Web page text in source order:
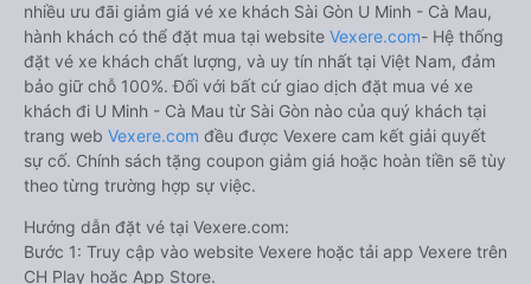
nhiều ưu đãi giảm giá vé xe khách Sài Gòn U Minh - Cà Mau,
hành khách có thể đặt mua tại website Vexere.com- Hệ thống
đặt vé xe khách chất lượng, và uy tín nhất tại Việt Nam, đảm
bảo giữ chỗ 100%. Đối với bất cứ giao dịch đặt mua vé xe
khách đi U Minh - Cà Mau từ Sài Gòn nào của quý khách tại
trang web Vexere.com đều được Vexere cam kết giải quyết
sự cố. Chính sách tặng coupon giảm giá hoặc hoàn tiền sẽ tùy
theo từng trường hợp sự việc.
Hướng dẫn đặt vé tại Vexere.com:
Bước 1: Truy cập vào website Vexere hoặc tải app Vexere trên
CH Play hoặc App Store.